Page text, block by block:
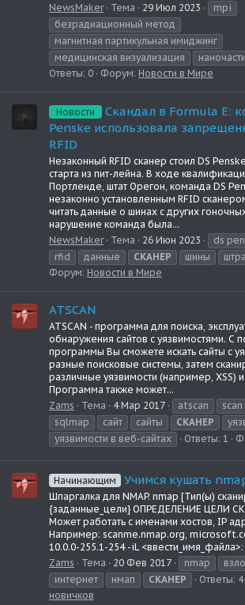
NewsMaker
Тема 29 Июл 2023
mpi
безрадиационный метод
магнитная партикульная имиджинг
медицинская визуализация
Ответы: 0
Форум: Новости в Мире
Новости
Скандал в Formula E:
Penske использовала
RFID
Незаконный RFID сканер стоил DS
старта из пит-лейна. В ходе
Портленде, штат Орегон, команда DS
незаконно установленным RFID
читать данные о шинах с других
нарушение команда была...
NewsMaker
Тема 26 Июн 2023 ds
rfid
данные СКАНЕР шины
Форум: Новости в Мире
ATSCAN
ATSCAN - программа для поиска,
обнаружения сайтов с уязвимостями. С
программы Вы сможете искать сайты с
разные поисковые системы, затем
различные уязвимости (например, XSS) и
Программа также может...
Zams
Тема 4 Мар 2017 atscan scan
sqlmap
сайт сайты СКАНЕР
уязвимости в веб-сайтах
Ответы: 1
Начинающим Учимся кушать
Шпаргалка для NMAP. nmap [Тип(ы)
{заданные_цели} ОПРЕДЕЛЕНИЕ ЦЕЛИ
Может работать с именами хостов, IP
Например: scanme.nmap.org,
10.0.0-255.1-254 -iL
Zams
Тема 20 Фев 2017 nmap
интернет
нмап СКАНЕР Ответы: 4
новичков